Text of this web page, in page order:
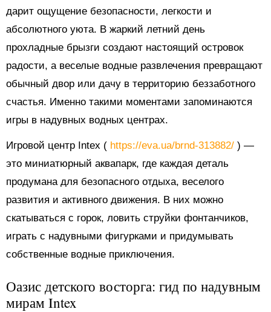
дарит ощущение безопасности, легкости и
абсолютного уюта. В жаркий летний день
прохладные брызги создают настоящий островок
радости, а веселые водные развлечения превращают
обычный двор или дачу в территорию беззаботного
счастья. Именно такими моментами запоминаются
игры в надувных водных центрах.
Игровой центр Intex ( https://eva.ua/brnd-313882/ ) —
это миниатюрный аквапарк, где каждая деталь
продумана для безопасного отдыха, веселого
развития и активного движения. В них можно
скатываться с горок, ловить струйки фонтанчиков,
играть с надувными фигурками и придумывать
собственные водные приключения.
Оазис детского восторга: гид по надувным
мирам Intex